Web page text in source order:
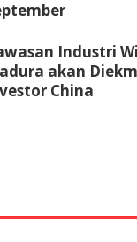
Industri
akan
China